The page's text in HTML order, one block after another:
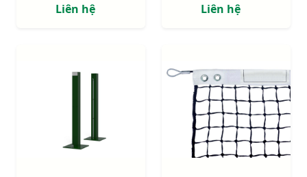
Liên hệ Liên hệ